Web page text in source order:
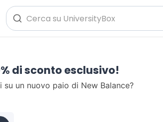
di sconto esclusivo!
un nuovo paio di New Balance?